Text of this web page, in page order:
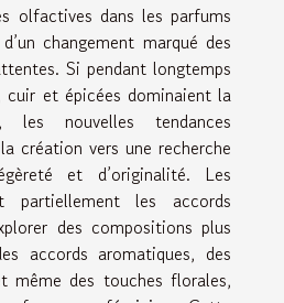
olfactives dans les parfums
changement marqué des
Si pendant longtemps
cuir et épicées dominaient la
les nouvelles tendances
création vers une recherche
et d’originalité. Les
partiellement les accords
des compositions plus
accords aromatiques, des
même des touches florales,